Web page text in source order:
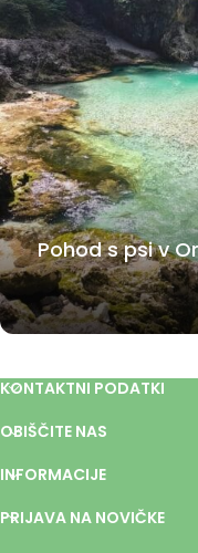
Pohod s psi v
KONTAKTNI PODATKI
OBIŠČITE NAS
INFORMACIJE
PRIJAVA NA NOVIČKE